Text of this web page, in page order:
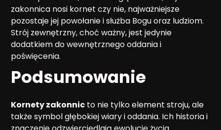
zakonnica nosi kornet czy nie, najważniejsze
pozostaje jej powołanie i służba Bogu oraz ludziom.
Strój zewnętrzny, choć ważny, jest jedynie
dodatkiem do wewnętrznego oddania i
poświęcenia.
Podsumowanie
Kornety zakonnic to nie tylko element stroju, ale
także symbol głębokiej wiary i oddania. Ich historia i